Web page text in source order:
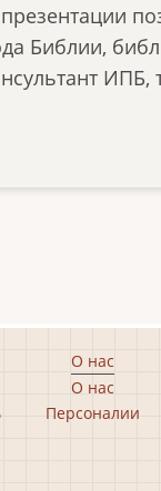
презентации
Библии,
ИПБ,
О нас
О нас
Персоналии